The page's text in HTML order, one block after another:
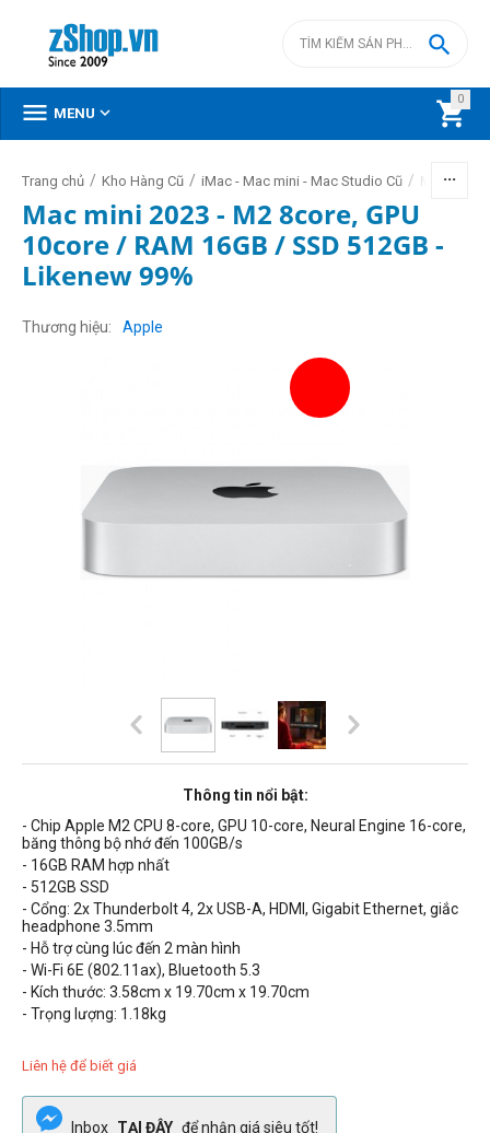
0


 MENU 
Trang chủ / Kho Hàng Cũ / iMac - Mac mini - Mac Studio Cũ / Mac mini
Mac mini 2023 - M2 8core, GPU
10core / RAM 16GB / SSD 512GB -
Likenew 99%
Thương hiệu Apple
Thông tin nổi bật:
- Chip Apple M2 CPU 8-core, GPU 10-core, Neural Engine 16-core,
băng thông bộ nhớ đến 100GB/s
- 16GB RAM hợp nhất
- 512GB SSD
- Cổng: 2x Thunderbolt 4, 2x USB-A, HDMI, Gigabit Ethernet, giắc
headphone 3.5mm
- Hỗ trợ cùng lúc đến 2 màn hình
- Wi-Fi 6E (802.11ax), Bluetooth 5.3
- Kích thước: 3.58cm x 19.70cm x 19.70cm
- Trọng lượng: 1.18kg
Liên hệ để biết giá
Inbox TẠI ĐÂY để nhận giá siêu tốt!